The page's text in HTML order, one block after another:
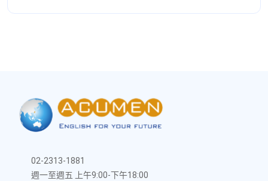
02-2313-1881
週一至週五 上午9:00-下午18:00